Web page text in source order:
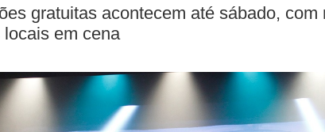
gratuitas acontecem até sábado, com
em cena
É nesta sexta!
Popular inaugura
Jaguariúna com
e ofertas